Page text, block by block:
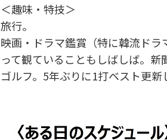
＜趣味・特技＞
旅行。
映画・ドラマ鑑賞（特に韓流ド
って観ていることもしばしば。
ゴルフ。5年ぶりに1打ベスト更